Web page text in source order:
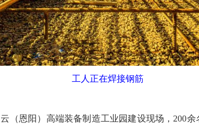
工人正在焊接钢筋
（恩阳）高端装备制造工业园建设现场，200余